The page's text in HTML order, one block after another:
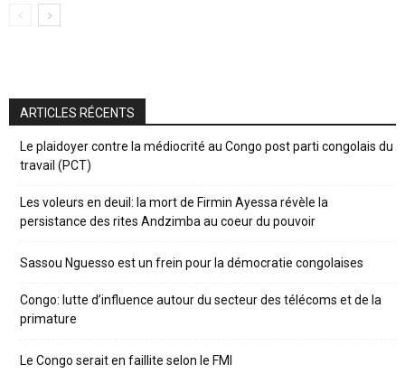
ARTICLES RÉCENTS
Le plaidoyer contre la médiocrité au Congo post parti congolais du
travail (PCT)
Les voleurs en deuil: la mort de Firmin Ayessa révèle la
persistance des rites Andzimba au coeur du pouvoir
Sassou Nguesso est un frein pour la démocratie congolaises
Congo: lutte d’influence autour du secteur des télécoms et de la
primature
Le Congo serait en faillite selon le FMI